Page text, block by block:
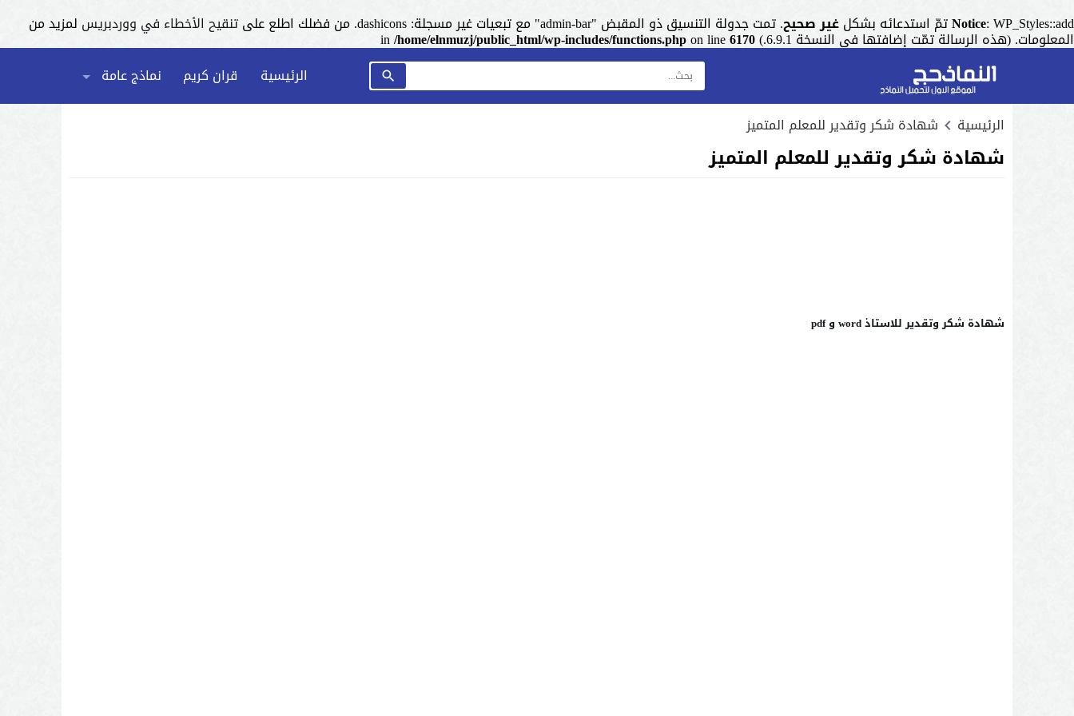
Notice: WP_Styles::add تمّ استدعائه بشكل غير صحيح. تمت جدولة التنسيق ذو المقبض "admin-bar" مع تبعيات غير مسجلة: dashicons. من فضلك اطلع على تنقيح الأخطاء في ووردبريس لمزيد من
المعلومات. (هذه الرسالة تمّت إضافتها في النسخة 6.9.1.) in /home/elnmuzj/public_html/wp-includes/functions.phpon line6170
الرئيسية
قران كريم نماذج عامة
الرئيسية شهادة شكر وتقدير للمعلم المتميز
شهادة شكر وتقدير للمعلم المتميز
شهادة شكر وتقدير للاستاذ word و pdf